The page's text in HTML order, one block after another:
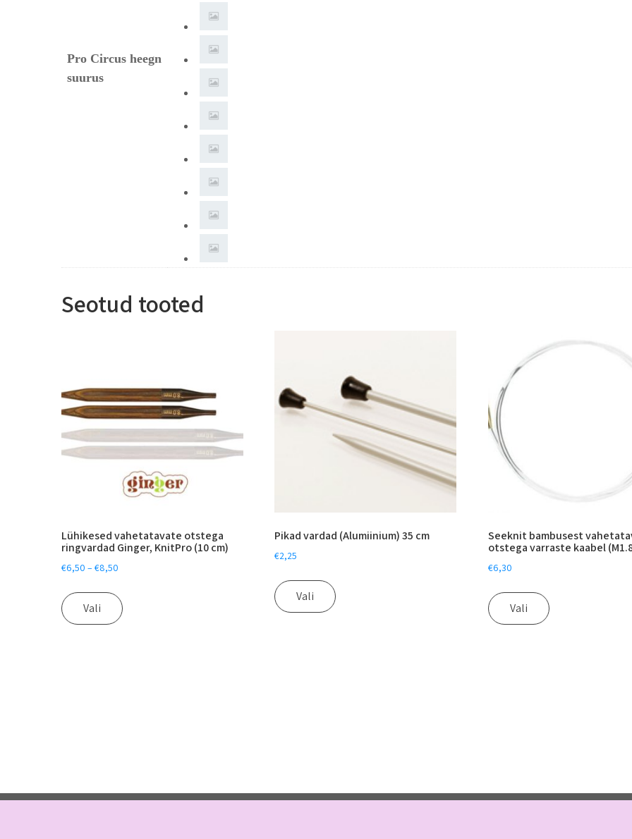
Pro Circus heegn
suurus
Seotud tooted
Lühikesed vahetatavate otstega
ringvardad Ginger, KnitPro (10 cm)
€6,50 – €8,50
Vali
Pikad vardad (Alumiinium) 35 cm
€2,25
Vali
Seeknit bambusest
otstega varraste kaabel
€6,30
Vali